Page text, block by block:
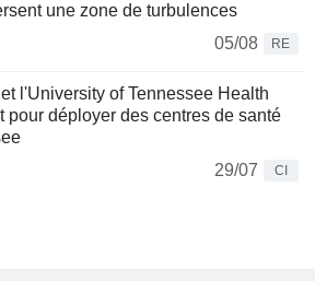
une zone de turbulences
05/08
RE
l'University of Tennessee Health
pour déployer des centres de santé
29/07
CI